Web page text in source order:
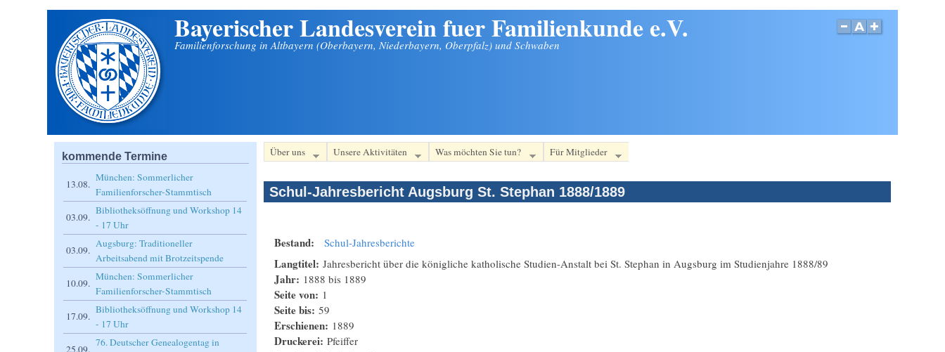
Bayerischer Landesverein fuer Familienkunde e.V.
Familienforschung in Altbayern (Oberbayern, Niederbayern, Oberpfalz) und Schwaben
Über uns Unsere Aktivitäten Was möchten Sie tun? Für Mitglieder
Schul-Jahresbericht Augsburg St. Stephan 1888/1889
Bestand: Schul-Jahresberichte
Langtitel: Jahresbericht über die königliche katholische Studien-Anstalt bei St. Stephan in Augsburg im Studienjahre 1888/89
Jahr: 1888 bis 1889
Seite von: 1
Seite bis: 59
Erschienen: 1889
Druckerei: Pfeiffer
kommende Termine
13.08.
München: Sommerlicher
Familienforscher-Stammtisch
03.09.
Bibliotheksöffnung und Workshop 14
- 17 Uhr
03.09.
Augsburg: Traditioneller
Arbeitsabend mit Brotzeitspende
10.09.
München: Sommerlicher
Familienforscher-Stammtisch
17.09.
Bibliotheksöffnung und Workshop 14
- 17 Uhr
25.09.
76. Deutscher Genealogentag in